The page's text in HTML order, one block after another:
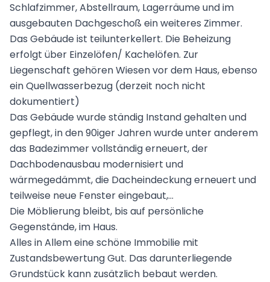
Schlafzimmer, Abstellraum, Lagerräume und im
ausgebauten Dachgeschoß ein weiteres Zimmer.
Das Gebäude ist teilunterkellert. Die Beheizung
erfolgt über Einzelöfen/ Kachelöfen. Zur
Liegenschaft gehören Wiesen vor dem Haus, ebenso
ein Quellwasserbezug (derzeit noch nicht
dokumentiert)
Das Gebäude wurde ständig Instand gehalten und
gepflegt, in den 90iger Jahren wurde unter anderem
das Badezimmer vollständig erneuert, der
Dachbodenausbau modernisiert und
wärmegedämmt, die Dacheindeckung erneuert und
teilweise neue Fenster eingebaut,...
Die Möblierung bleibt, bis auf persönliche
Gegenstände, im Haus.
Alles in Allem eine schöne Immobilie mit
Zustandsbewertung Gut. Das darunterliegende
Grundstück kann zusätzlich bebaut werden.